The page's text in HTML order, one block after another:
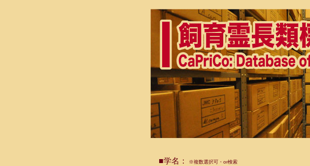
■学名： ※複数選択可・or検索